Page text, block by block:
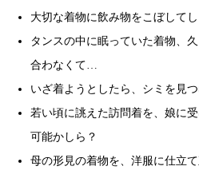
大切な着物に飲み物をこぼして
タンスの中に眠っていた着物、
合わなくて…
いざ着ようとしたら、シミを見
若い頃に誂えた訪問着を、娘に
可能かしら？
母の形見の着物を、洋服に仕立